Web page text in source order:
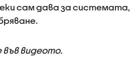
сам дава за системата,
във видеото.